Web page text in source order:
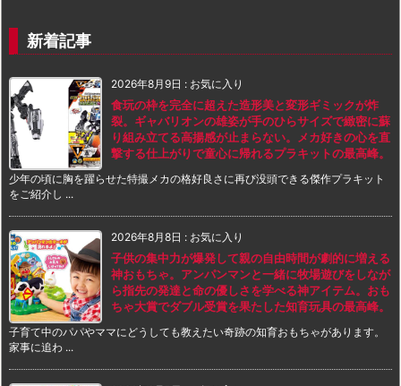
新着記事
2026年8月9日 : お気に入り
食玩の枠を完全に超えた造形美と変形ギミックが炸
裂。ギャバリオンの雄姿が手のひらサイズで緻密に蘇
り組み立てる高揚感が止まらない。メカ好きの心を直
撃する仕上がりで童心に帰れるプラキットの最高峰。
少年の頃に胸を躍らせた特撮メカの格好良さに再び没頭できる傑作プラキット
をご紹介し ...
2026年8月8日 : お気に入り
子供の集中力が爆発して親の自由時間が劇的に増える
神おもちゃ。アンパンマンと一緒に牧場遊びをしなが
ら指先の発達と命の優しさを学べる神アイテム。おも
ちゃ大賞でダブル受賞を果たした知育玩具の最高峰。
子育て中のパパやママにどうしても教えたい奇跡の知育おもちゃがあります。
家事に追わ ...